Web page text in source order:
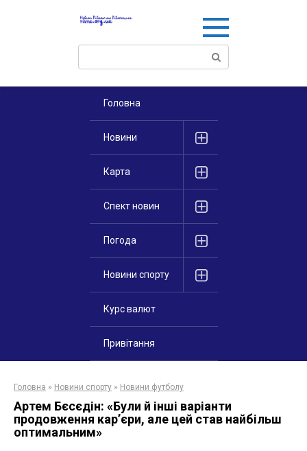
Поиск:
Головна
Новини
Карта
Спект новин
Погода
Новини спорту
Курс валют
Привітання
Головна » Новини спорту » Новини футболу
Артем Бєсєдін: «Були й інші варіанти
продовження кар’єри, але цей став найбільш
оптимальним»